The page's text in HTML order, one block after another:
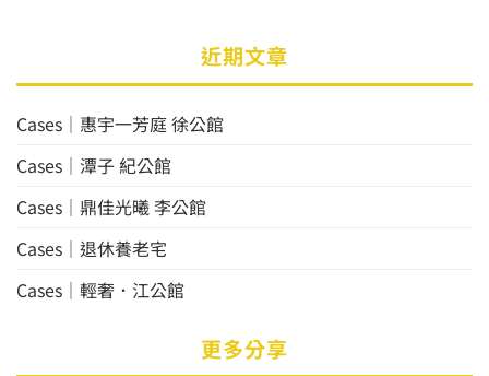
近期文章
Cases│惠宇一芳庭 徐公館
Cases│潭子 紀公館
Cases│鼎佳光曦 李公館
Cases│退休養老宅
Cases│輕奢．江公館
更多分享